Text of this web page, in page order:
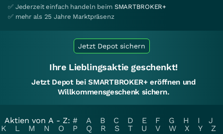
✅ Jederzeit einfach handeln beim SMARTBROKER+
✅ mehr als 25 Jahre Marktpräsenz
Jetzt Depot sichern
Ihre Lieblingsaktie geschenkt!
Jetzt Depot bei SMARTBROKER+ eröffnen und
Willkommensgeschenk sichern.
Aktien von A - Z: # A B C D E F G H I
J
K
L M N O P Q R S T U V W X Y
Z